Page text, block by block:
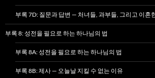
부록 7D: 질문과 답변 — 처녀들, 과부들, 그리고 이혼
부록 8: 성전을 필요로 하는 하나님의 법
부록 8A: 성전을 필요로 하는 하나님의 법
부록 8B: 제사 — 오늘날 지킬 수 없는 이유